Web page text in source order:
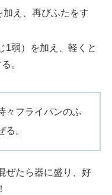
え、再びふたをす
1弱）を加え、軽くと
。
々フライパンのふ
る。
ぜたら器に盛り、好